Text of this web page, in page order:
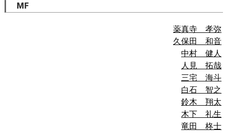
MF
薬真寺 孝弥
久保田 和音
中村 健人
人見 拓哉
三宅 海斗
白石 智之
鈴木 翔太
木下 礼生
竜田 柊士